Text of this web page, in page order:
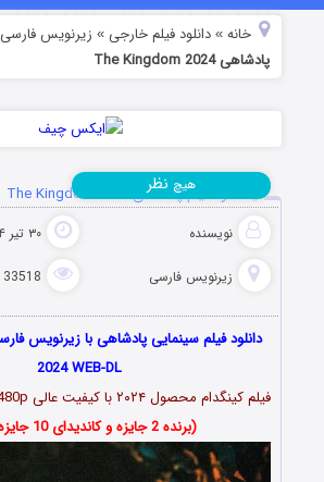
خانه »دانلود فیلم خارجی » زیرنویس فارسی
پادشاهی The Kingdom 2024
دانلود فیلم پادشاهی The Kingdom 2024
نویسنده ۳۰ تیر ۱۴۰۴
زیرنویس فارسی 33518 بازدید
هیچ نظر
2024 WEB-DL
فیلم کینگدام محصول ۲۰۲۴ با کیفیت عالی 1080p & 720p & 480p
(برنده 2 جایزه و کاندیدای 10 جایزه دیگر)